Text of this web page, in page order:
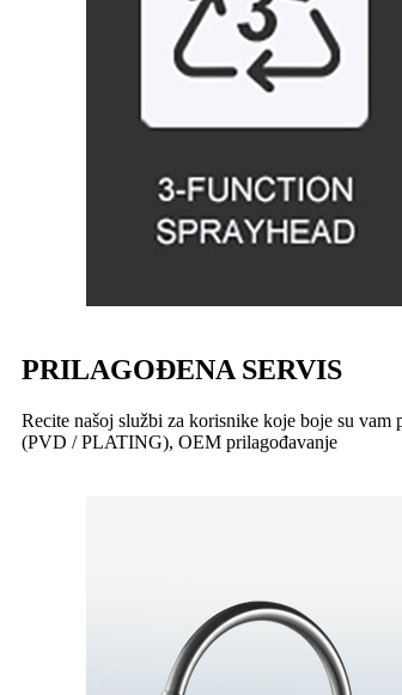
PRILAGOĐENA SERVIS
Recite našoj službi za korisnike koje boje su vam
(PVD / PLATING), OEM prilagođavanje